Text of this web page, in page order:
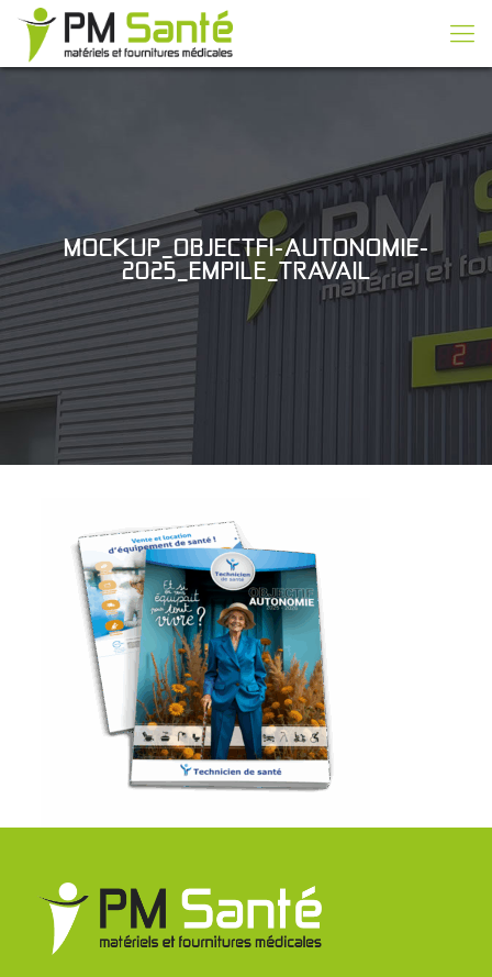
MOCKUP_OBJECTFI-AUTONOMIE-
2025_EMPILE_TRAVAIL